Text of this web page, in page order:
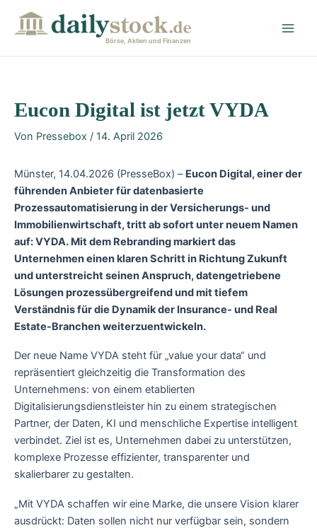
Börse, Aktien und Finanzen
Eucon Digital ist jetzt VYDA
Von Pressebox / 14. April 2026
Münster, 14.04.2026 (PresseBox) – Eucon Digital, einer der
führenden Anbieter für datenbasierte
Prozessautomatisierung in der Versicherungs- und
Immobilienwirtschaft, tritt ab sofort unter neuem Namen
auf: VYDA. Mit dem Rebranding markiert das
Unternehmen einen klaren Schritt in Richtung Zukunft
und unterstreicht seinen Anspruch, datengetriebene
Lösungen prozessübergreifend und mit tiefem
Verständnis für die Dynamik der Insurance- und Real
Estate-Branchen weiterzuentwickeln.
Der neue Name VYDA steht für „value your data“ und
repräsentiert gleichzeitig die Transformation des
Unternehmens: von einem etablierten
Digitalisierungsdienstleister hin zu einem strategischen
Partner, der Daten, KI und menschliche Expertise intelligent
verbindet. Ziel ist es, Unternehmen dabei zu unterstützen,
komplexe Prozesse effizienter, transparenter und
skalierbarer zu gestalten.
„Mit VYDA schaffen wir eine Marke, die unsere Vision klarer
ausdrückt: Daten sollen nicht nur verfügbar sein, sondern